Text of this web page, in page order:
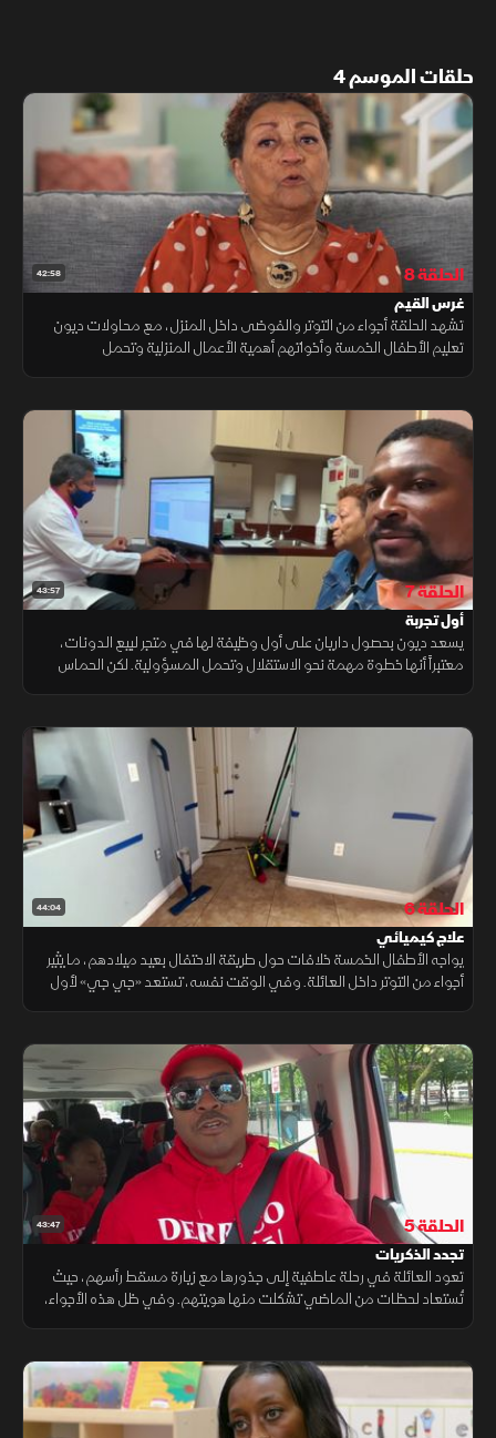
حلقات الموسم 4
42:58 الحلقة 8
غرس القيم
تشهد الحلقة أجواء من التوتر والفوضى داخل المنزل، مع محاولات ديون
تعليم الأطفال الخمسة وأخواتهم أهمية الأعمال المنزلية وتحمل
43:57 الحلقة 7
أول تجربة
يسعد ديون بحصول داريان على أول وظيفة لها في متجر لبيع الدونات،
معتبراً أنها خطوة مهمة نحو الاستقلال وتحمل المسؤولية. لكن الحماس
44:04 الحلقة 6
علاج كيميائي
يواجه الأطفال الخمسة خلافات حول طريقة الاحتفال بعيد ميلادهم، ما يثير
أجواء من التوتر داخل العائلة. وفي الوقت نفسه، تستعد «جي جي» لأول
43:47 الحلقة 5
تجدد الذكريات
تعود العائلة في رحلة عاطفية إلى جذورها مع زيارة مسقط رأسهم، حيث
تُستعاد لحظات من الماضي تشكلت منها هويتهم. وفي ظل هذه الأجواء،